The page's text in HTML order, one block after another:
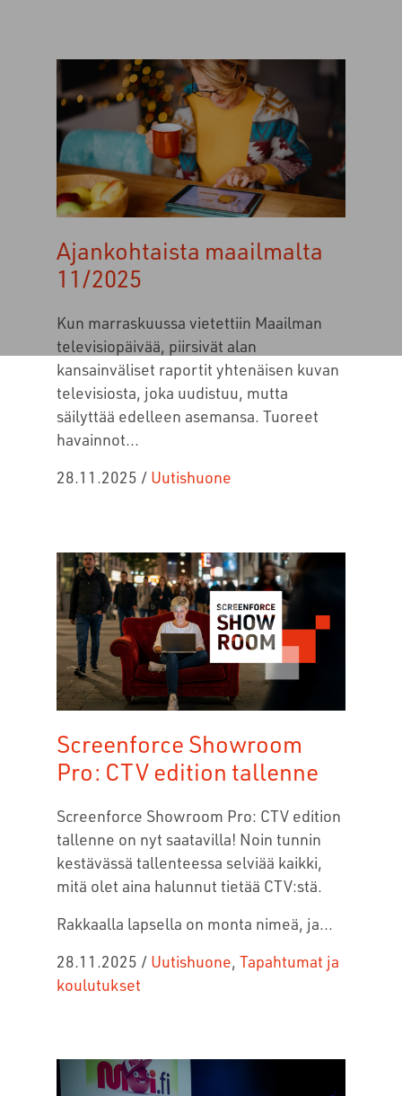
Ajankohtaista maailmalta
11/2025
Kun marraskuussa vietettiin Maailman
televisiopäivää, piirsivät alan
kansainväliset raportit yhtenäisen kuvan
televisiosta, joka uudistuu, mutta
säilyttää edelleen asemansa. Tuoreet
havainnot...
28.11.2025 / Uutishuone
Screenforce Showroom
Pro: CTV edition tallenne
Screenforce Showroom Pro: CTV edition
tallenne on nyt saatavilla! Noin tunnin
kestävässä tallenteessa selviää kaikki,
mitä olet aina halunnut tietää CTV:stä.
Rakkaalla lapsella on monta nimeä, ja...
28.11.2025 / Uutishuone, Tapahtumat ja
koulutukset